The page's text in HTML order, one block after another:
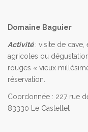
Domaine Baguier
Activité: visite de
agricoles ou
rouges « vieux
réservation.
Coordonnée : 227 rue
83330 Le Castellet